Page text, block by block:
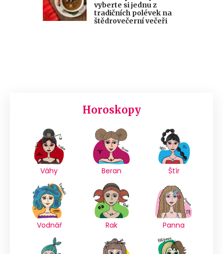
vyberte si jednu z
tradičních polévek na
štědrovečerní večeři
Horoskopy
Váhy Beran Štír
Vodnář Rak Panna